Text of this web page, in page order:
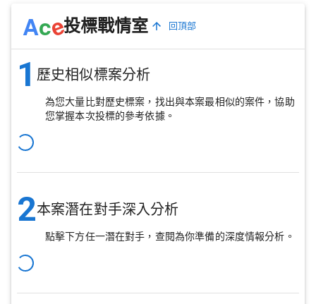
Ace投標戰情室 回頂部
1 歷史相似標案分析
為您大量比對歷史標案，找出與本案最相似的案件，協助
您掌握本次投標的參考依據。
2本案潛在對手深入分析
點擊下方任一潛在對手，查閱為你準備的深度情報分析。